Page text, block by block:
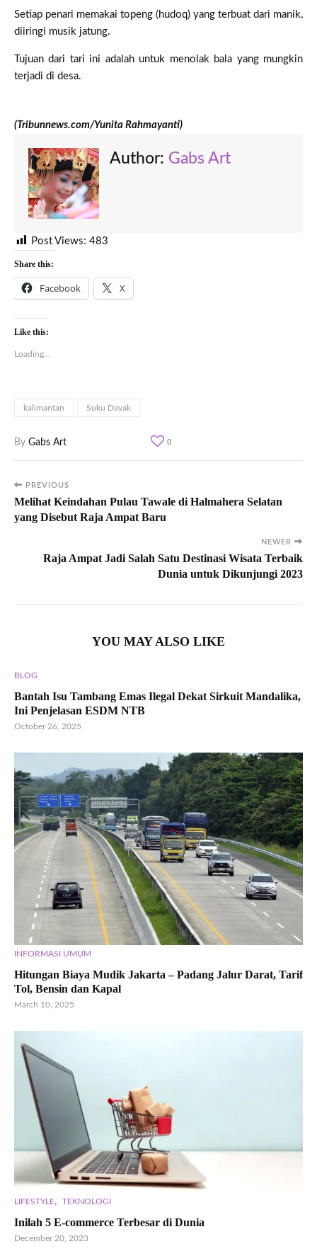
Setiap penari memakai topeng (hudoq) yang terbuat dari manik,
diiringi musik jatung.
Tujuan dari tari ini adalah untuk menolak bala yang mungkin
terjadi di desa.
(Tribunnews.com/Yunita Rahmayanti)
Author: Gabs Art
Post Views: 483
Share this:
Facebook X
Like this:
Loading...
kalimantan Suku Dayak
By Gabs Art 0
PREVIOUS
Melihat Keindahan Pulau Tawale di Halmahera Selatan
yang Disebut Raja Ampat Baru
NEWER
Raja Ampat Jadi Salah Satu Destinasi Wisata Terbaik
Dunia untuk Dikunjungi 2023
YOU MAY ALSO LIKE
BLOG
Bantah Isu Tambang Emas Ilegal Dekat Sirkuit Mandalika,
Ini Penjelasan ESDM NTB
October 26, 2025
INFORMASI UMUM
Hitungan Biaya Mudik Jakarta – Padang Jalur Darat, Tarif
Tol, Bensin dan Kapal
March 10, 2025
LIFESTYLE, TEKNOLOGI
Inilah 5 E-commerce Terbesar di Dunia
December 20, 2023